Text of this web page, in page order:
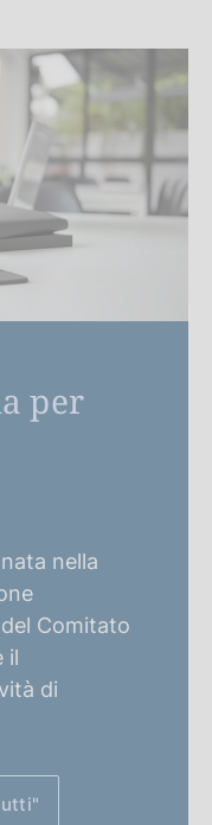
per
nella
Comitato
il
di